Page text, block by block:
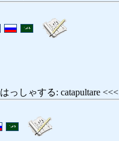
っしゃする: catapultare <<<